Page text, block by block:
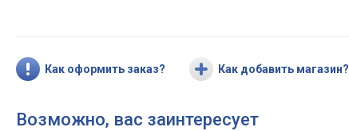
Как оформить заказ? Как добавить магазин?
Возможно, вас заинтересует